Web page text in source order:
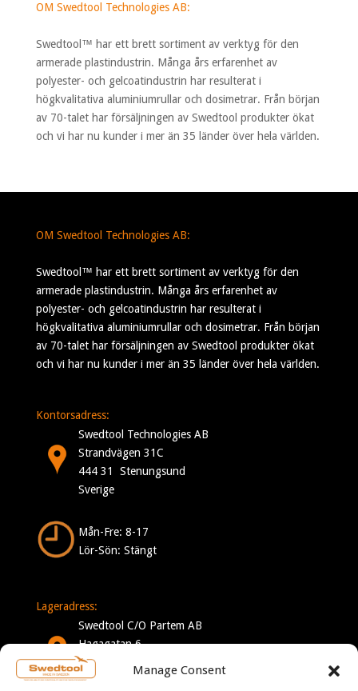
Manage Consent
OM Swedtool Technologies AB:
Swedtool™ har ett brett sortiment av verktyg för den
armerade plastindustrin. Många års erfarenhet av
polyester- och gelcoatindustrin har resulterat i
högkvalitativa aluminiumrullar och dosimetrar. Från början
av 70-talet har försäljningen av Swedtool produkter ökat
och vi har nu kunder i mer än 35 länder över hela världen.
OM Swedtool Technologies AB:
Swedtool™ har ett brett sortiment av verktyg för den
armerade plastindustrin. Många års erfarenhet av
polyester- och gelcoatindustrin har resulterat i
högkvalitativa aluminiumrullar och dosimetrar. Från början
av 70-talet har försäljningen av Swedtool produkter ökat
och vi har nu kunder i mer än 35 länder över hela världen.
Kontorsadress:
Swedtool Technologies AB
Strandvägen 31C
444 31 Stenungsund
Sverige
Mån-Fre: 8-17
Lör-Sön: Stängt
Lageradress:
Swedtool C/O Partem AB
Hagagatan 6
332 35 Gislaved
Sverige